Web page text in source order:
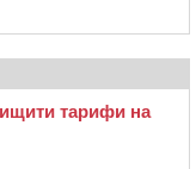
тарифи на